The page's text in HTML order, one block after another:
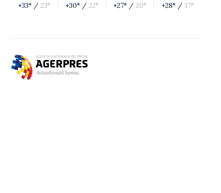
+33° / 23° +30° / 22° +27° / 20° +28° / 17°